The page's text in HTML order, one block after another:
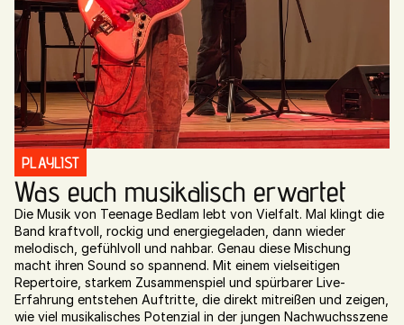
PLAYLIST
Was euch musikalisch erwartet
Die Musik von Teenage Bedlam lebt von Vielfalt. Mal klingt die
Band kraftvoll, rockig und energiegeladen, dann wieder
melodisch, gefühlvoll und nahbar. Genau diese Mischung
macht ihren Sound so spannend. Mit einem vielseitigen
Repertoire, starkem Zusammenspiel und spürbarer Live-
Erfahrung entstehen Auftritte, die direkt mitreißen und zeigen,
wie viel musikalisches Potenzial in der jungen Nachwuchsszene